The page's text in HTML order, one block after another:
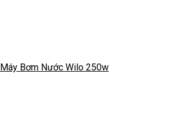
Máy Bơm Nước Wilo 250w